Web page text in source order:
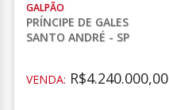
GALPÃO
PRÍNCIPE DE GALES
SANTO ANDRÉ - SP
VENDA: R$4.240.000,00